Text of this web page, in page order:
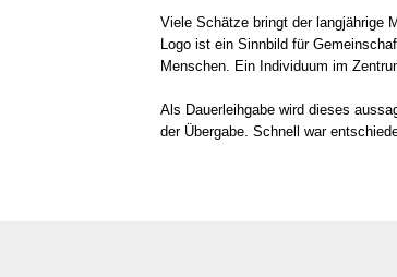
Vie­le Schät­ze bringt der lang­jäh­ri­ge
Logo ist ein Sinn­bild für
Men­schen. Ein Indi­vi­du­um im
Als Dau­er­leih­ga­be wird die­ses
der Über­ga­be. Schnell war